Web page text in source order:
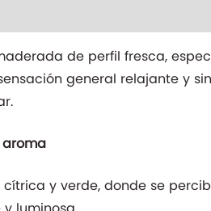
de perfil fresca,
general relajante y
y verde, donde se